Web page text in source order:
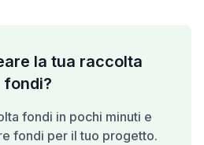
la tua raccolta
fondi?
fondi in pochi minuti e
fondi per il tuo progetto.